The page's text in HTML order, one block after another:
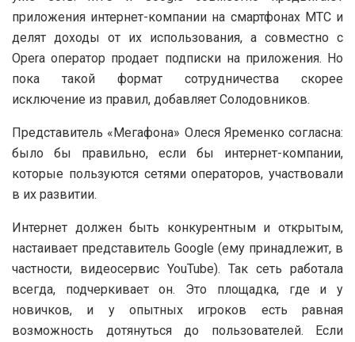
приложения интернет-компании на смартфонах МТС и
делят доходы от их использования, а совместно с
Opera оператор продает подписки на приложения. Но
пока такой формат сотрудничества скорее
исключение из правил, добавляет Солодовников.
Представитель «Мегафона» Олеся Яременко согласна:
было бы правильно, если бы интернет-компании,
которые пользуются сетями операторов, участвовали
в их развитии.
Интернет должен быть конкурентным и открытым,
настаивает представитель Google (ему принадлежит, в
частности, видеосервис YouTube). Так сеть работала
всегда, подчеркивает он. Это площадка, где и у
новичков, и у опытных игроков есть равная
возможность дотянуться до пользователей. Если